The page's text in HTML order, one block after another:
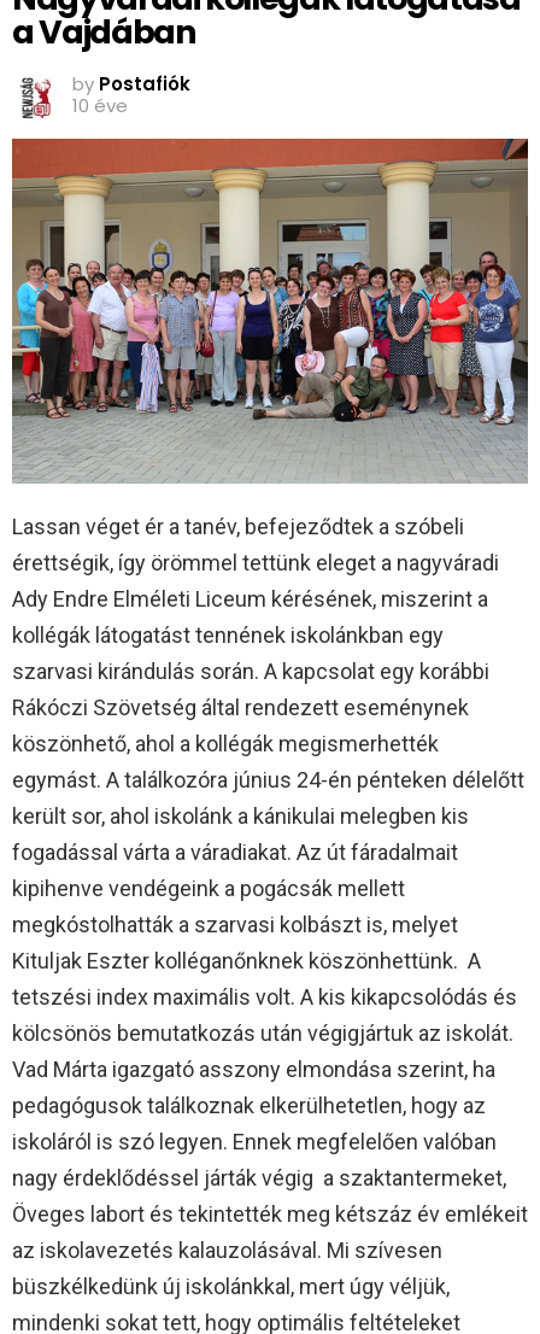
a Vajdában
by Postafiók
10 éve
Lassan véget ér a tanév, befejeződtek a szóbeli
érettségik, így örömmel tettünk eleget a nagyváradi
Ady Endre Elméleti Liceum kérésének, miszerint a
kollégák látogatást tennének iskolánkban egy
szarvasi kirándulás során. A kapcsolat egy korábbi
Rákóczi Szövetség által rendezett eseménynek
köszönhető, ahol a kollégák megismerhették
egymást. A találkozóra június 24-én pénteken délelőtt
került sor, ahol iskolánk a kánikulai melegben kis
fogadással várta a váradiakat. Az út fáradalmait
kipihenve vendégeink a pogácsák mellett
megkóstolhatták a szarvasi kolbászt is, melyet
Kituljak Eszter kolléganőnknek köszönhettünk. A
tetszési index maximális volt. A kis kikapcsolódás és
kölcsönös bemutatkozás után végigjártuk az iskolát.
Vad Márta igazgató asszony elmondása szerint, ha
pedagógusok találkoznak elkerülhetetlen, hogy az
iskoláról is szó legyen. Ennek megfelelően valóban
nagy érdeklődéssel járták végig a szaktantermeket,
Öveges labort és tekintették meg kétszáz év emlékeit
az iskolavezetés kalauzolásával. Mi szívesen
büszkélkedünk új iskolánkkal, mert úgy véljük,
mindenki sokat tett, hogy optimális feltételeket